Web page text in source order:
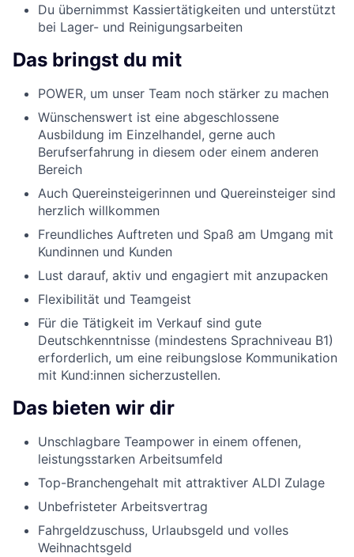
Du übernimmst Kassiertätigkeiten und unterstützt
bei Lager- und Reinigungsarbeiten
Das bringst du mit
POWER, um unser Team noch stärker zu machen
Wünschenswert ist eine abgeschlossene
Ausbildung im Einzelhandel, gerne auch
Berufserfahrung in diesem oder einem anderen
Bereich
Auch Quereinsteigerinnen und Quereinsteiger sind
herzlich willkommen
Freundliches Auftreten und Spaß am Umgang mit
Kundinnen und Kunden
Lust darauf, aktiv und engagiert mit anzupacken
Flexibilität und Teamgeist
Für die Tätigkeit im Verkauf sind gute
Deutschkenntnisse (mindestens Sprachniveau B1)
erforderlich, um eine reibungslose Kommunikation
mit Kund:innen sicherzustellen.
Das bieten wir dir
Unschlagbare Teampower in einem offenen,
leistungsstarken Arbeitsumfeld
Top-Branchengehalt mit attraktiver ALDI Zulage
Unbefristeter Arbeitsvertrag
Fahrgeldzuschuss, Urlaubsgeld und volles
Weihnachtsgeld